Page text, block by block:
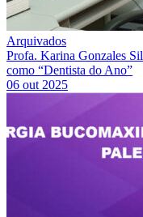
Arquivados
Profa. Karina Gonzales
como “Dentista do Ano”
06 out 2025